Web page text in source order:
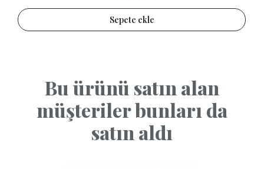
Sepete ekle
Bu ürünü satın alan
müşteriler bunları da
satın aldı